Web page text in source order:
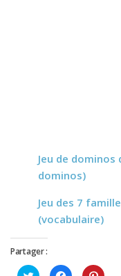
Jeu de
dominos)
Jeu des 7
(vocabulaire)
Partager :